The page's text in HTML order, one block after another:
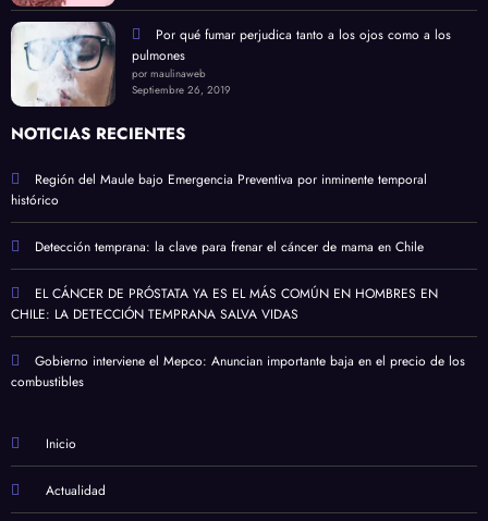
Por qué fumar perjudica tanto a los ojos como a los
pulmones
por maulinaweb
Septiembre 26, 2019
NOTICIAS RECIENTES
Región del Maule bajo Emergencia Preventiva por inminente temporal
histórico
Detección temprana: la clave para frenar el cáncer de mama en Chile
EL CÁNCER DE PRÓSTATA YA ES EL MÁS COMÚN EN HOMBRES EN
CHILE: LA DETECCIÓN TEMPRANA SALVA VIDAS
Gobierno interviene el Mepco: Anuncian importante baja en el precio de los
combustibles
Inicio
Actualidad